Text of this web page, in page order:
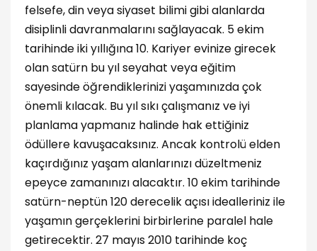
felsefe, din veya siyaset bilimi gibi alanlarda
disiplinli davranmalarını sağlayacak. 5 ekim
tarihinde iki yıllığına 10. Kariyer evinize girecek
olan satürn bu yıl seyahat veya eğitim
sayesinde öğrendiklerinizi yaşamınızda çok
önemli kılacak. Bu yıl sıkı çalışmanız ve iyi
planlama yapmanız halinde hak ettiğiniz
ödüllere kavuşacaksınız. Ancak kontrolü elden
kaçırdığınız yaşam alanlarınızı düzeltmeniz
epeyce zamanınızı alacaktır. 10 ekim tarihinde
satürn-neptün 120 derecelik açısı idealleriniz ile
yaşamın gerçeklerini birbirlerine paralel hale
getirecektir. 27 mayıs 2010 tarihinde koç